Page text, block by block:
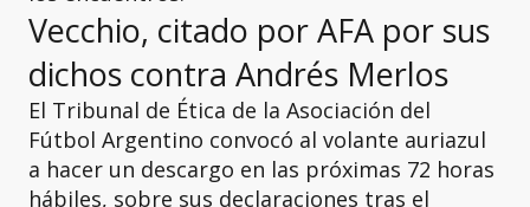
Vecchio, citado por AFA por sus
dichos contra Andrés Merlos
El Tribunal de Ética de la Asociación del
Fútbol Argentino convocó al volante auriazul
a hacer un descargo en las próximas 72 horas
hábiles, sobre sus declaraciones tras el